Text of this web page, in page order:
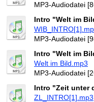
MP3-Audiodatei
Intro "Welt im
MP3-Audiodatei
Intro "Welt im
Welt im Bild.mp3
MP3-Audiodatei
Intro "Zeit unter
ZL_INTRO[1].mp3